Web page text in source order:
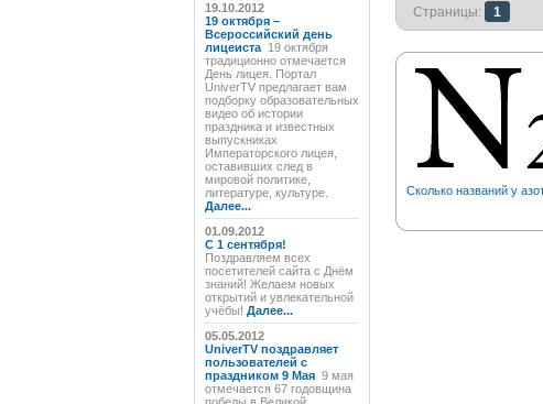
19.10.2012
19 октября –
Всероссийский день
лицеиста 19 октября
традиционно отмечается
День лицея. Портал
UniverTV предлагает вам
подборку образовательных
видео об истории
праздника и известных
выпускниках
Императорского лицея,
оставивших след в
мировой политике,
литературе, культуре.
Далее...
01.09.2012
C 1 сентября!
Поздравляем всех
посетителей сайта с Днём
знаний! Желаем новых
открытий и увлекательной
учёбы! Далее...
05.05.2012
UniverTV поздравляет
пользователей с
праздником 9 Мая 9 мая
отмечается 67 годовщина
Страницы: 1
Сколько названий у